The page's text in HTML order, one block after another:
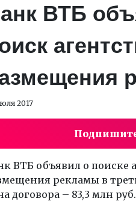
ВТБ
2017
ВТБ объявил о поиске
рекламы в
договора – 83,3 млн